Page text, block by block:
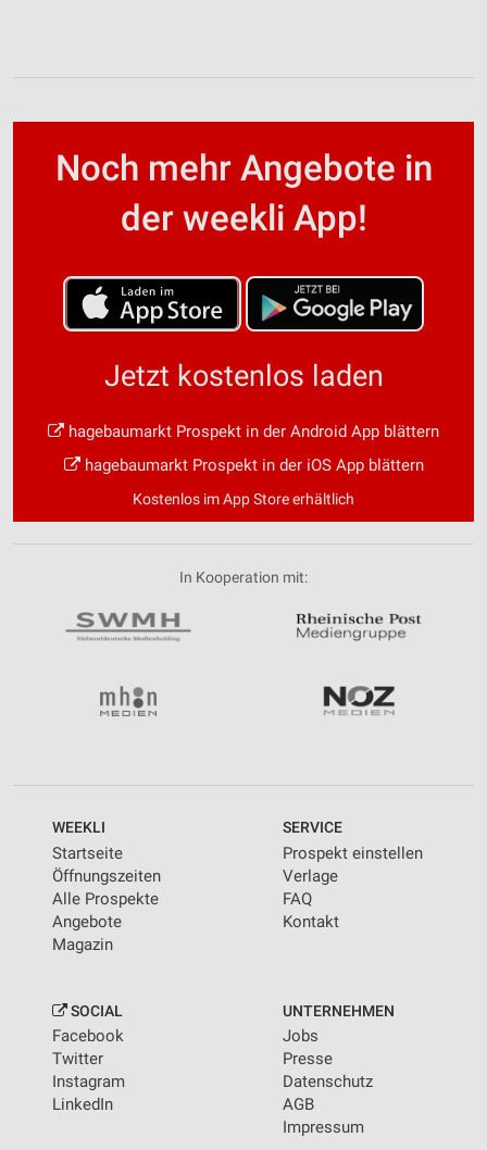
Noch mehr Angebote in
der weekli App!
Jetzt kostenlos laden
hagebaumarkt Prospekt in der Android App blättern
hagebaumarkt Prospekt in der iOS App blättern
Kostenlos im App Store erhältlich
In Kooperation mit:
WEEKLI
Startseite
Öffnungszeiten
Alle Prospekte
Angebote
Magazin
SERVICE
Prospekt einstellen
Verlage
FAQ
Kontakt
SOCIAL
Facebook
Twitter
Instagram
LinkedIn
UNTERNEHMEN
Jobs
Presse
Datenschutz
AGB
Impressum